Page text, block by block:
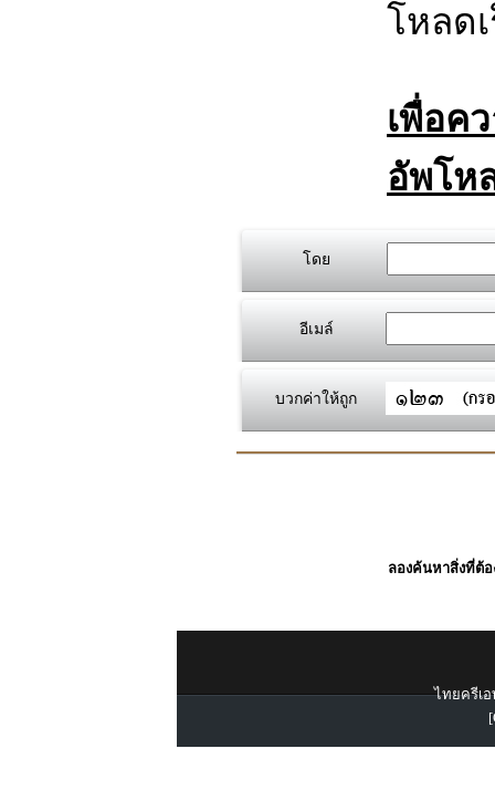
โหลด
เพื่อค
อัพโห
โดย
อีเมล์
บวกค่าให้ถูก
ลองค้นหาสิ่งที่ต้อ
ไทยครีเอ
[